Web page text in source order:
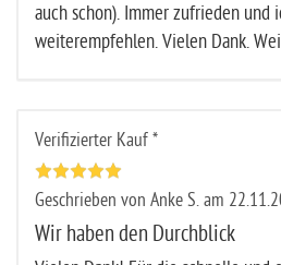
auch schon). Immer zufrieden und
weiterempfehlen. Vielen Dank.
Verifizierter Kauf *
Geschrieben von Anke S. am
Wir haben den Durchblick